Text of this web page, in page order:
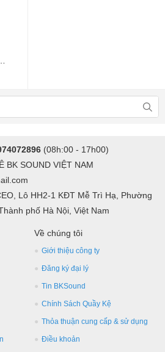
(08h:00 - 17h00)
BK SOUND VIỆT NAM
Lô HH2-1 KĐT Mễ Trì Hạ, Phường
phố Hà Nội, Việt Nam
Về chúng tôi
Giới thiệu công ty
Đăng ký đại lý
Tin BKSound
Chính Sách Quầy Kệ
Thỏa thuận cung cấp & sử dụng
Điều khoản